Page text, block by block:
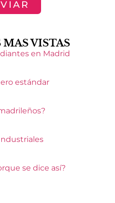
VISTAS
en Madrid
estándar
se dice así?